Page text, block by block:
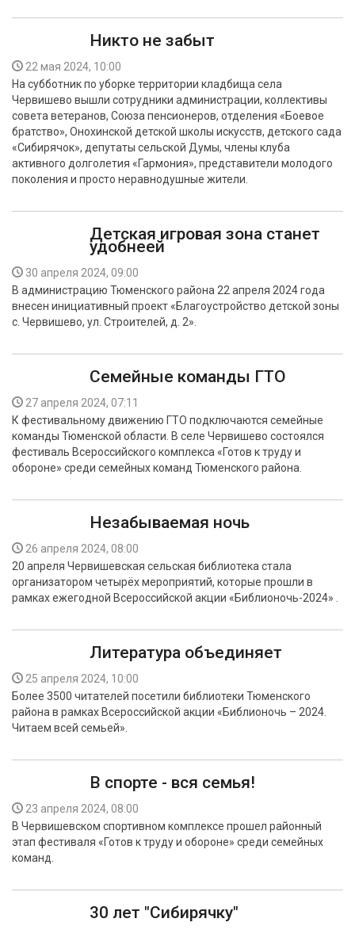
Никто не забыт
22 мая 2024, 10:00
На субботник по уборке территории кладбища села
Червишево вышли сотрудники администрации, коллективы
совета ветеранов, Союза пенсионеров, отделения «Боевое
братство», Онохинской детской школы искусств, детского сада
«Сибирячок», депутаты сельской Думы, члены клуба
активного долголетия «Гармония», представители молодого
поколения и просто неравнодушные жители.
Детская игровая зона станет
удобнеей
30 апреля 2024, 09:00
В администрацию Тюменского района 22 апреля 2024 года
внесен инициативный проект «Благоустройство детской зоны
с. Червишево, ул. Строителей, д. 2».
Семейные команды ГТО
27 апреля 2024, 07:11
К фестивальному движению ГТО подключаются семейные
команды Тюменской области. В селе Червишево состоялся
фестиваль Всероссийского комплекса «Готов к труду и
обороне» среди семейных команд Тюменского района.
Незабываемая ночь
26 апреля 2024, 08:00
20 апреля Червишевская сельская библиотека стала
организатором четырёх мероприятий, которые прошли в
рамках ежегодной Всероссийской акции «Библионочь-2024» .
Литература объединяет
25 апреля 2024, 10:00
Более 3500 читателей посетили библиотеки Тюменского
района в рамках Всероссийской акции «Библионочь – 2024.
Читаем всей семьей».
В спорте - вся семья!
23 апреля 2024, 08:00
В Червишевском спортивном комплексе прошел районный
этап фестиваля «Готов к труду и обороне» среди семейных
команд.
30 лет "Сибирячку"